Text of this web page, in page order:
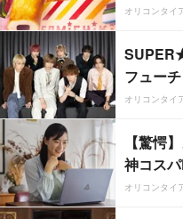
オリコンタイ
フュー
オリコンタイ
【驚愕
神コス
オリコンタイ